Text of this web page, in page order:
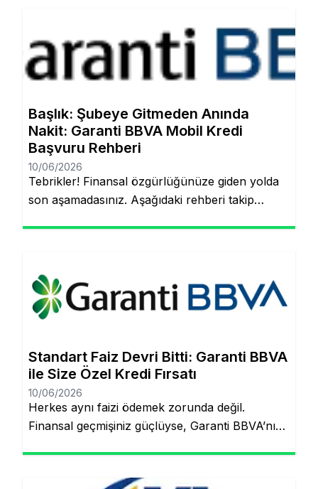
Başlık: Şubeye Gitmeden Anında
Nakit: Garanti BBVA Mobil Kredi
Başvuru Rehberi
10/06/2026
Tebrikler! Finansal özgürlüğünüze giden yolda
son aşamadasınız. Aşağıdaki rehberi takip
artık çok daha kolay! Şubeye gitmenize veya
tomarla evrak imzalamanıza gerek kalmadan,
Garanti BBVA’nın dijital müşteri olma
sağlayabilirsiniz. İşte pürüzsüz bir deneyim için
Standart Faiz Devri Bitti: Garanti BBVA
ile Size Özel Kredi Fırsatı
10/06/2026
Herkes aynı faizi ödemek zorunda değil.
Finansal geçmişiniz güçlüyse, Garanti BBVA’nın
Aynı sayfada kalacaksınız. Standart Kredi